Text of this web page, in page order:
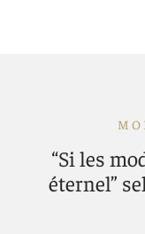
“Si les
éternel”